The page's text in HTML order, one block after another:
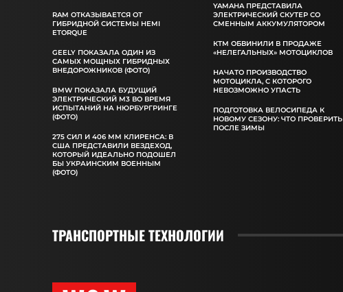
RAM ОТКАЗЫВАЕТСЯ ОТ
ГИБРИДНОЙ СИСТЕМЫ HEMI
ETORQUE
GEELY ПОКАЗАЛА ОДИН ИЗ
САМЫХ МОЩНЫХ ГИБРИДНЫХ
ВНЕДОРОЖНИКОВ (ФОТО)
BMW ПОКАЗАЛА БУДУЩИЙ
ЭЛЕКТРИЧЕСКИЙ M3 ВО ВРЕМЯ
ИСПЫТАНИЙ НА НЮРБУРГРИНГЕ
(ФОТО)
275 СИЛ И 406 ММ КЛИРЕНСА: В
США ПРЕДСТАВИЛИ ВЕЗДЕХОД,
КОТОРЫЙ ИДЕАЛЬНО ПОДОШЕЛ
БЫ УКРАИНСКИМ ВОЕННЫМ
(ФОТО)
YAMAHA ПРЕДСТАВИЛА
ЭЛЕКТРИЧЕСКИЙ СКУТЕР СО
СМЕННЫМ АККУМУЛЯТОРОМ
КТМ ОБВИНИЛИ В ПРОДАЖЕ
«НЕЛЕГАЛЬНЫХ» МОТОЦИКЛОВ
НАЧАТО ПРОИЗВОДСТВО
МОТОЦИКЛА, С КОТОРОГО
НЕВОЗМОЖНО УПАСТЬ
ПОДГОТОВКА ВЕЛОСИПЕДА К
НОВОМУ СЕЗОНУ: ЧТО ПРОВЕРИТЬ
ПОСЛЕ ЗИМЫ
ТРАНСПОРТНЫЕ ТЕХНОЛОГИИ